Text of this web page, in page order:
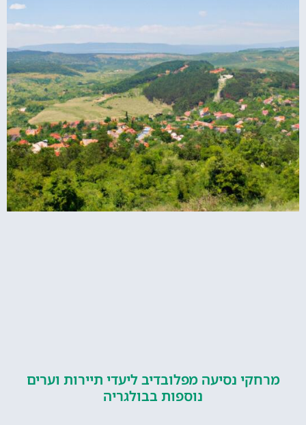
נסיעה מפלובדיב ליעדי תיירות וערים
נוספות בבולגריה